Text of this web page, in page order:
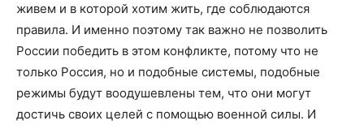
живем и в которой хотим жить, где соблюдаются
правила. И именно поэтому так важно не позволить
России победить в этом конфликте, потому что не
только Россия, но и подобные системы, подобные
режимы будут воодушевлены тем, что они могут
достичь своих целей с помощью военной силы. И